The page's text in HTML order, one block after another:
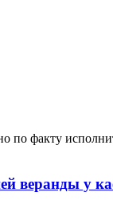
по факту
веранды у